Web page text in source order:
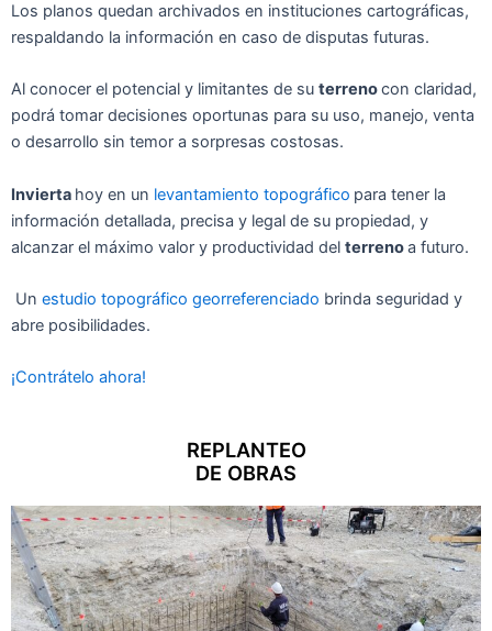
Los planos quedan archivados en instituciones cartográficas,
respaldando la información en caso de disputas futuras.
Al conocer el potencial y limitantes de su terrenocon claridad,
podrá tomar decisiones oportunas para su uso, manejo, venta
o desarrollo sin temor a sorpresas costosas.
Invierta hoy en un levantamiento topográfico para tener la
información detallada, precisa y legal de su propiedad, y
alcanzar el máximo valor y productividad del terrenoa futuro.
Un estudio topográfico georreferenciado brinda seguridad y
abre posibilidades.
¡Contrátelo ahora!
REPLANTEO
DE OBRAS